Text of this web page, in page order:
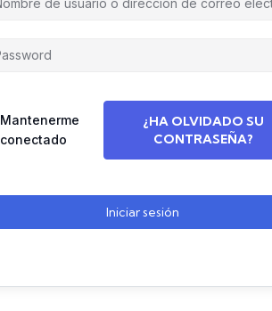
Mantenerme
conectado
¿HA OLVIDADO SU
CONTRASEÑA?
Iniciar sesión